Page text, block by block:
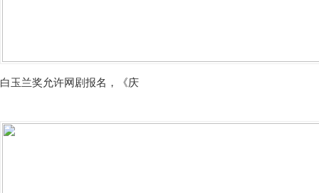
白玉兰奖允许网剧报名，《庆